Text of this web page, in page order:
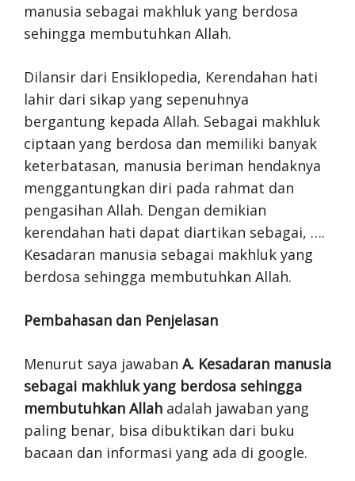
manusia sebagai makhluk yang berdosa
sehingga membutuhkan Allah.
Dilansir dari Ensiklopedia, Kerendahan hati
lahir dari sikap yang sepenuhnya
bergantung kepada Allah. Sebagai makhluk
ciptaan yang berdosa dan memiliki banyak
keterbatasan, manusia beriman hendaknya
menggantungkan diri pada rahmat dan
pengasihan Allah. Dengan demikian
kerendahan hati dapat diartikan sebagai, ….
Kesadaran manusia sebagai makhluk yang
berdosa sehingga membutuhkan Allah.
Pembahasan dan Penjelasan
Menurut saya jawaban A. Kesadaran manusia
sebagai makhluk yang berdosa sehingga
membutuhkan Allah adalah jawaban yang
paling benar, bisa dibuktikan dari buku
bacaan dan informasi yang ada di google.